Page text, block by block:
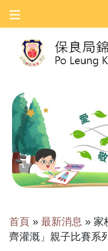
首頁 » 最新消息 » 家
齊灌溉」親子比賽系